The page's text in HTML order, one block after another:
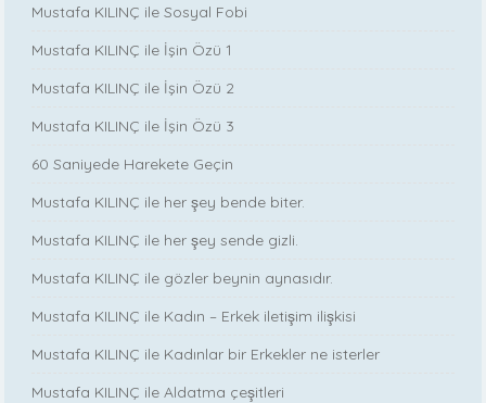
Mustafa KILINÇ ile Sosyal Fobi
Mustafa KILINÇ ile İşin Özü 1
Mustafa KILINÇ ile İşin Özü 2
Mustafa KILINÇ ile İşin Özü 3
60 Saniyede Harekete Geçin
Mustafa KILINÇ ile her şey bende biter.
Mustafa KILINÇ ile her şey sende gizli.
Mustafa KILINÇ ile gözler beynin aynasıdır.
Mustafa KILINÇ ile Kadın – Erkek iletişim ilişkisi
Mustafa KILINÇ ile Kadınlar bir Erkekler ne isterler
Mustafa KILINÇ ile Aldatma çeşitleri